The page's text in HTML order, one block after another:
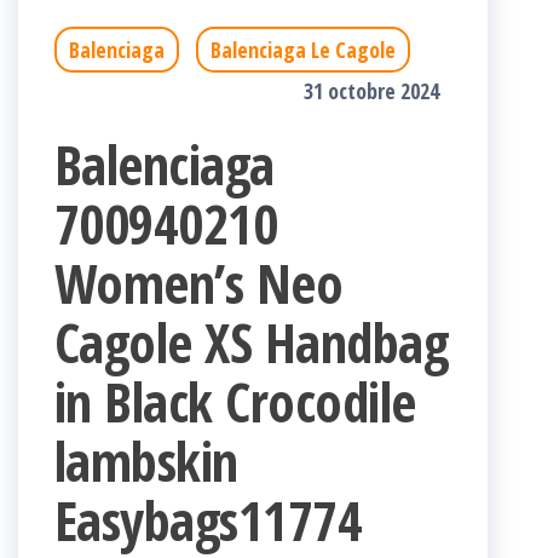
Balenciaga
Balenciaga Le Cagole
31 octobre 2024
Balenciaga
700940210
Women’s Neo
Cagole XS Handbag
in Black Crocodile
lambskin
Easybags11774